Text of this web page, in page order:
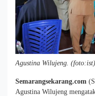
Agustina Wilujeng. (foto:ist)
Semarangsekarang.com
Agustina Wilujeng